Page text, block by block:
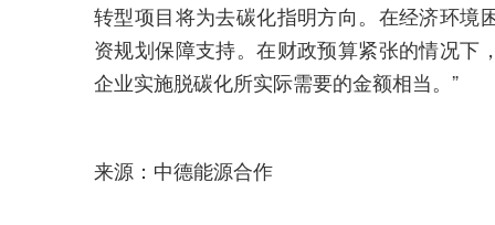
转型项目将为去碳化指明方向。在经济环境
资规划保障支持。在财政预算紧张的情况下
企业实施脱碳化所实际需要的金额相当。”
来源：中德能源合作